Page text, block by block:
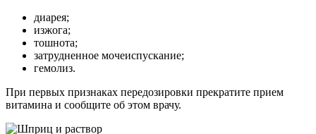
диарея;
изжога;
тошнота;
затрудненное мочеиспускание;
гемолиз.
При первых признаках передозировки прекратите прием
витамина и сообщите об этом врачу.